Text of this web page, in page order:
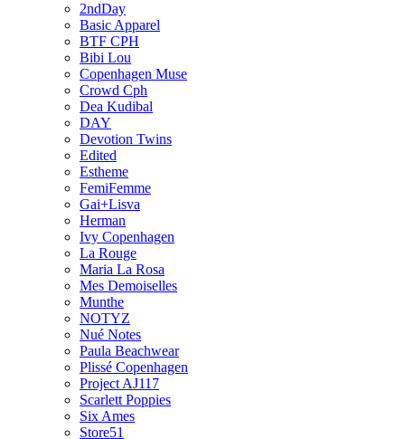
2ndDay
Basic Apparel
BTF CPH
Bibi Lou
Copenhagen Muse
Crowd Cph
Dea Kudibal
DAY
Devotion Twins
Edited
Estheme
FemiFemme
Gai+Lisva
Herman
Ivy Copenhagen
La Rouge
Maria La Rosa
Mes Demoiselles
Munthe
NOTYZ
Nué Notes
Paula Beachwear
Plissé Copenhagen
Project AJ117
Scarlett Poppies
Six Ames
Store51